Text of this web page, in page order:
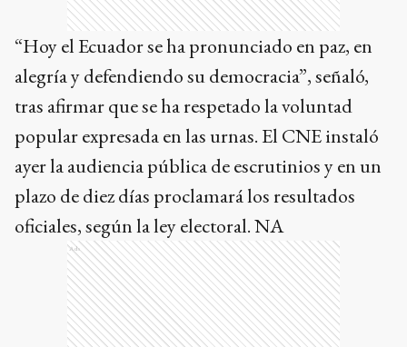
“Hoy el Ecuador se ha pronunciado en paz, en
alegría y defendiendo su democracia”, señaló,
tras afirmar que se ha respetado la voluntad
popular expresada en las urnas. El CNE instaló
ayer la audiencia pública de escrutinios y en un
plazo de diez días proclamará los resultados
oficiales, según la ley electoral. NA
Ads